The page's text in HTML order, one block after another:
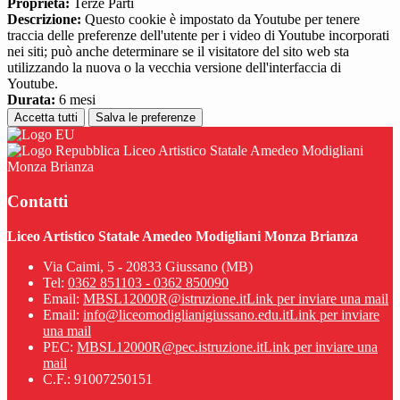
Proprieta: Terze Parti
Descrizione: Questo cookie è impostato da Youtube per tenere
traccia delle preferenze dell'utente per i video di Youtube incorporati
nei siti; può anche determinare se il visitatore del sito web sta
utilizzando la nuova o la vecchia versione dell'interfaccia di
Youtube.
Durata: 6 mesi
Accetta tutti Salva le preferenze
Liceo Artistico Statale Amedeo Modigliani
Monza Brianza
Contatti
Liceo Artistico Statale Amedeo Modigliani Monza Brianza
Via Caimi, 5 - 20833 Giussano (MB)
Tel: 0362 851103 - 0362 850090
Email: MBSL12000R@istruzione.itLink per inviare una mail
Email: info@liceomodiglianigiussano.edu.itLink per inviare
una mail
PEC: MBSL12000R@pec.istruzione.itLink per inviare una
mail
C.F.: 91007250151